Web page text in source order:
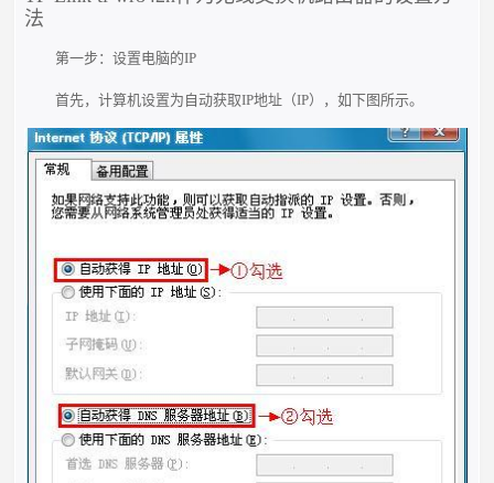
法
第一步：设置电脑的IP
首先，计算机设置为自动获取IP地址（IP），如下图所示。